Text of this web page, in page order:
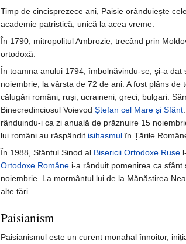
Timp de cincisprezece ani, Paisie orânduiește
academie patristică, unică la acea vreme.
În 1790, mitropolitul Ambrozie, trecând prin
ortodoxă.
În toamna anului 1794, îmbolnăvindu-se, și-a
noiembrie, la vârsta de 72 de ani. A fost plâns
călugări români, ruși, ucraineni, greci, bulgari.
Binecredinciosul Voievod Ștefan cel Mare și Sfânt
rânduindu-i ca zi anuală de prăznuire 15
lui români au răspândit isihasmul în Țările
În 1988, Sfântul Sinod al Bisericii Ortodoxe Ruse
Ortodoxe Române i-a rânduit pomenirea ca
noiembrie. La mormântul lui de la Mănăstirea
alte țări.
Paisianism
Paisianismul este un curent monahal înnoitor,